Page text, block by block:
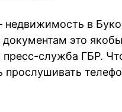
в
это
пресс-служба ГБР.